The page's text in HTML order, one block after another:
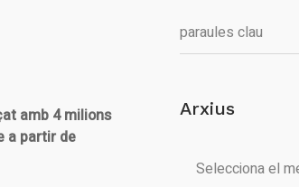
amb 4 milions
a partir de
Arxius